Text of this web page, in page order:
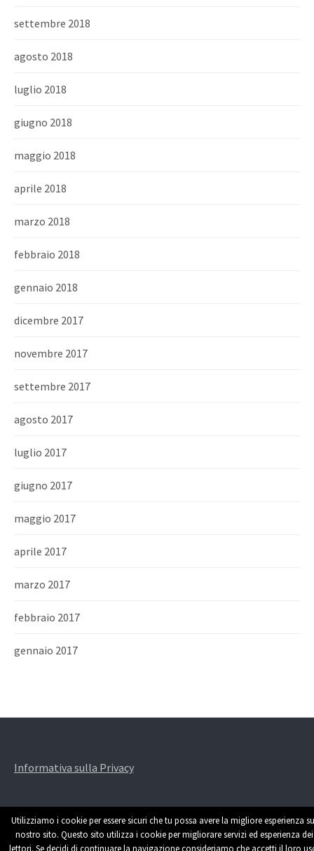
settembre 2018
agosto 2018
luglio 2018
giugno 2018
maggio 2018
aprile 2018
marzo 2018
febbraio 2018
gennaio 2018
dicembre 2017
novembre 2017
settembre 2017
agosto 2017
luglio 2017
giugno 2017
maggio 2017
aprile 2017
marzo 2017
febbraio 2017
gennaio 2017
Informativa sulla Privacy
Utilizziamo i cookie per essere sicuri che tu possa avere la migliore esperienza
nostro sito. Questo sito utilizza i cookie per migliorare servizi ed esperienza dei
lettori. Se decidi di continuare la navigazione consideriamo che accetti il loro